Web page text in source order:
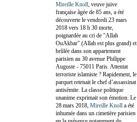
Mireille Knoll , veuve juive
française âgée de 85 ans, a été
découverte le vendredi 23 mars
2018 vers 18 h 30 morte,
poignardée au cri de "Allah
OuAkbar" (Allah est plus grand) et
brûlée dans son appartement
parisien au 30 avenue Philippe
Auguste - 75011 Paris. Attentat
terroriste islamiste ? Rapidement, le
parquet retenait le chef d’assassinat
antisémite. La classe politique
unanime exprimait son émotion. Le
28 mars 2018, Mireille Knoll a été
inhumée dans un cimetière parisien